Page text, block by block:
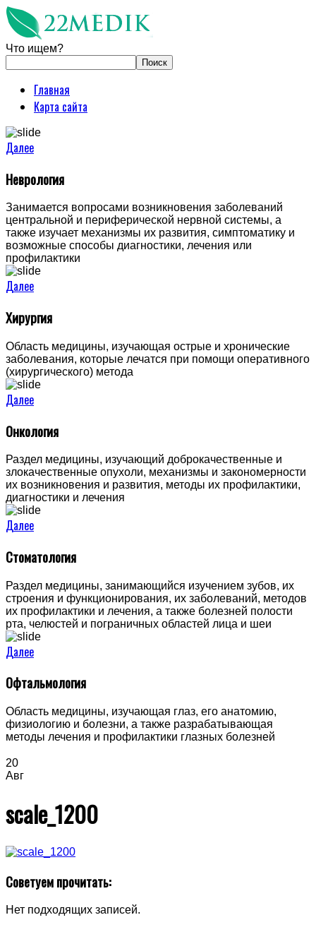
Что ищем?
Главная
Карта сайта
Далее
Неврология
Занимается вопросами возникновения заболеваний
центральной и периферической нервной системы, а
также изучает механизмы их развития, симптоматику и
возможные способы диагностики, лечения или
профилактики
Далее
Хирургия
Область медицины, изучающая острые и хронические
заболевания, которые лечатся при помощи оперативного
(хирургического) метода
Далее
Онкология
Раздел медицины, изучающий доброкачественные и
злокачественные опухоли, механизмы и закономерности
их возникновения и развития, методы их профилактики,
диагностики и лечения
Далее
Стоматология
Раздел медицины, занимающийся изучением зубов, их
строения и функционирования, их заболеваний, методов
их профилактики и лечения, а также болезней полости
рта, челюстей и пограничных областей лица и шеи
Далее
Офтальмология
Область медицины, изучающая глаз, его анатомию,
физиологию и болезни, а также разрабатывающая
методы лечения и профилактики глазных болезней
20
Авг
scale_1200
Советуем прочитать:
Нет подходящих записей.